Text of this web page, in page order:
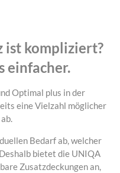
ist kompliziert?
einfacher.
Optimal plus in der
eine Vielzahl möglicher
Bedarf ab, welcher
bietet die UNIQA
Zusatzdeckungen an,